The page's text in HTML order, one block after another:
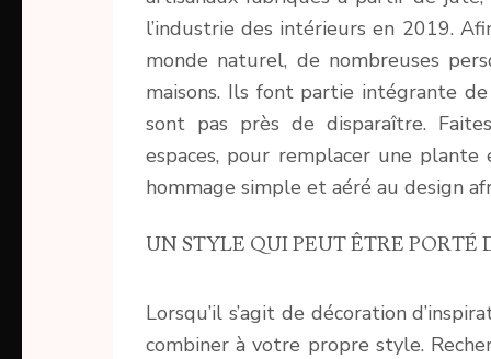
l’industrie des intérieurs en 2019.
monde naturel, de nombreuses
maisons. Ils font partie intégrante
sont pas près de disparaître.
espaces, pour remplacer une
hommage simple et aéré au design
UN STYLE QUI PEUT ÊTRE PORTÉ
Lorsqu’il s’agit de décoration
combiner à votre propre style.